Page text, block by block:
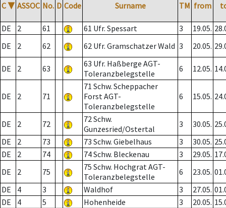
C ▼ ASSOC No. D Code Surname TM from
DE 2 61 61 Ufr. Spessart 3 19.05.
DE
2 62 62 Ufr. Gramschatzer Wald 3 20.05.
DE 2 63
63 Ufr. Haßberge AGT-
Toleranzbelegstelle
6 12.05.
DE 2 71
71 Schw. Scheppacher
Forst AGT-
Toleranzbelegstelle
6 15.05.
DE 2 72
72 Schw.
Gunzesried/Ostertal
3 30.05.
DE
2 73 73 Schw. Giebelhaus 3 30.05.
DE
2 74 74 Schw. Bleckenau 3 29.05.
DE
2 75
75 Schw. Hochgrat AGT-
Toleranzbelegstelle
6 23.05.
DE
4 3 Waldhof 3 27.05.
DE
4 5 Hohenheide 3 20.05.